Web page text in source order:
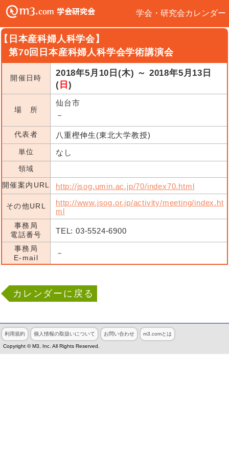
学会・研究会カレンダー
日本産科婦人科学会】
第70回日本産科婦人科学会学術講演会
開催日時
2018年5月10日(木) ～ 2018年5月13日
( 日 )
場 所
仙台市
－
代表者 八重樫伸生(東北大学教授)
単位 なし
領域
開催案内URL
http://jsog.umin.ac.jp/70/index70.html
その他URL
http://www.jsog.or.jp/activity/meeting/index.ht
ml
事務局
電話番号
TEL: 03-5524-6900
事務局
E-mail
－
カレンダーに戻る
利用規約 個人情報の取扱いについて お問い合わせ m3.comとは
Copyright © M3, Inc. All Rights Reserved.